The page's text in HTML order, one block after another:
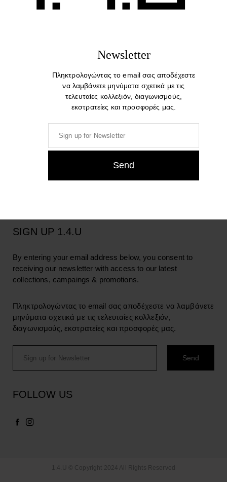
FAQ
LANGUAGE
SIGN UP 1.4.U
By entering your email address below, you consent to
receiving our newsletter with access to our latest
collections, campaings & promotions.
Πληκτρολογώντας το email σας αποδέχεστε να λαμβάνετε
μηνύματα σχετικά με τις τελευταίες κολλεξιόν,
διαγωνισμούς, εκστρατείες και προσφορές μας.
FOLLOW US
1.4.U © Copyright 2024 All Rights Reserved
Newsletter
Πληκτρολογώντας το email σας αποδέχεστε
να λαμβάνετε μηνύματα σχετικά με τις
τελευταίες κολλεξιόν, διαγωνισμούς,
εκστρατείες και προσφορές μας.